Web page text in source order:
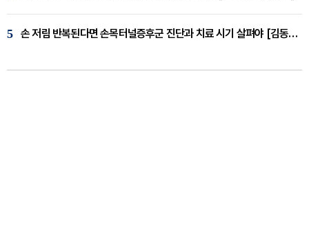
5 손 저림 반복된다면 손목터널증후군 진단과 치료 시기 살펴야 [김동현 원장 칼럼]